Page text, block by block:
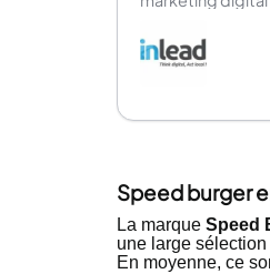
Speed burger
La marque Speed
une large
En moyenne, ce